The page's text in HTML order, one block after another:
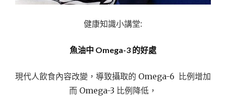
健康知識小講堂:
魚油中 Omega-3 的好處
現代人飲食內容改變，導致攝取的 Omega-6 比例增加
而 Omega-3 比例降低，